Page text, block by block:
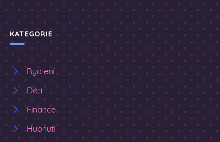
KATEGORIE
Bydlení
Děti
Finance
Hubnutí